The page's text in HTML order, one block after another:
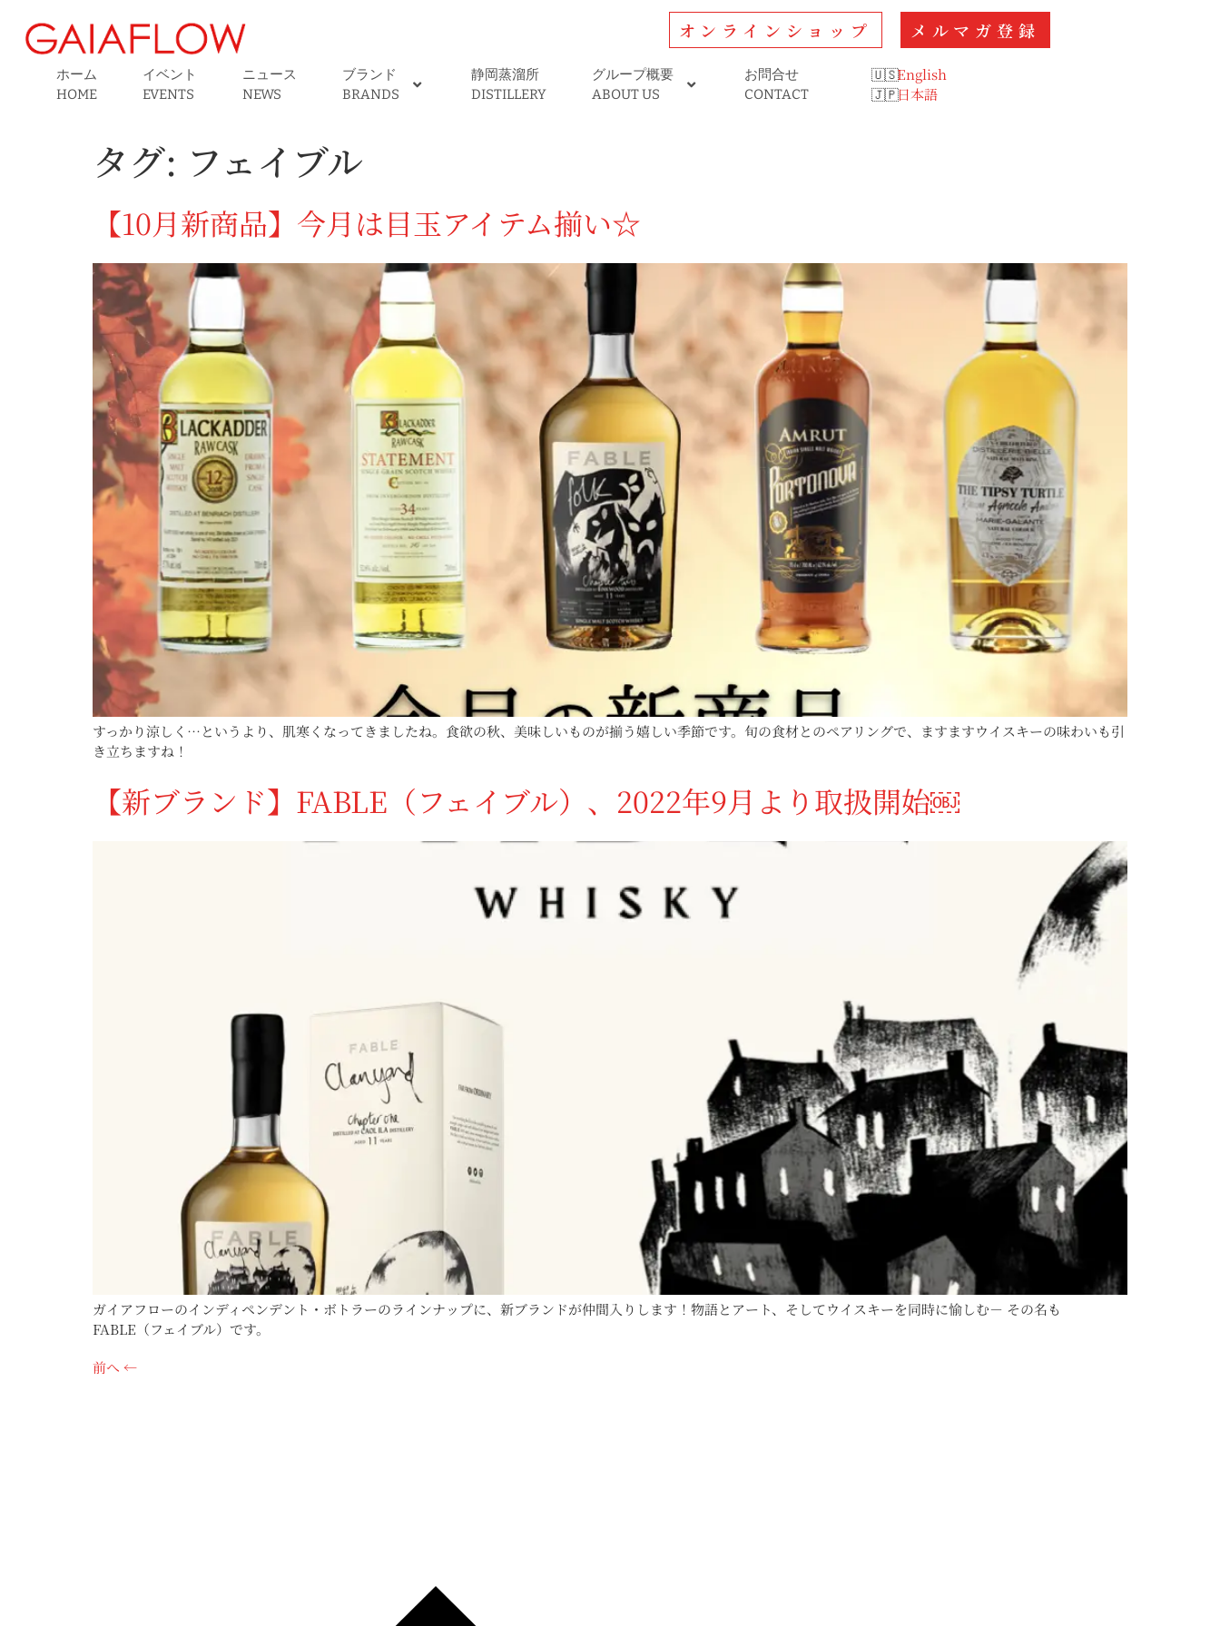
オンラインショップ メルマガ登録
ホーム
HOME
イベント
EVENTS
ニュース
NEWS
ブランド
BRANDS
静岡蒸溜所
DISTILLERY
グループ概要
ABOUT US
お問合せ
CONTACT
English
日本語
タグ: フェイブル
【10月新商品】今月は目玉アイテム揃い☆
すっかり涼しく…というより、肌寒くなってきましたね。食欲の秋、美味しいものが揃う嬉しい季節です。旬の食材とのペアリングで、ますますウイスキーの味わいも引
き立ちますね！
【新ブランド】FABLE（フェイブル）、2022年9月より取扱開始￼
ガイアフローのインディペンデント・ボトラーのラインナップに、新ブランドが仲間入りします！物語とアート、そしてウイスキーを同時に愉しむ－ その名も
FABLE（フェイブル）です。
前へ ←